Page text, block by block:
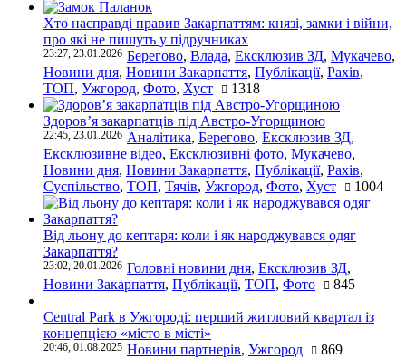
Хто насправді правив Закарпаттям: князі, замки і війни,
про які не пишуть у підручниках
23:27, 23.01.2026 Берегово, Влада, Ексклюзив ЗД, Мукачево,
Новини дня, Новини Закарпаття, Публікації, Рахів,
ТОП, Ужгород, Фото, Хуст 1318
Здоров’я закарпатців під Австро-Угорщиною
22:45, 23.01.2026 Аналітика, Берегово, Ексклюзив ЗД,
Ексклюзивне відео, Ексклюзивні фото, Мукачево,
Новини дня, Новини Закарпаття, Публікації, Рахів,
Суспільство, ТОП, Тячів, Ужгород, Фото, Хуст 1004
Від льону до кептаря: коли і як народжувався одяг
Закарпаття?
23:02, 20.01.2026 Головні новини дня, Ексклюзив ЗД,
Новини Закарпаття, Публікації, ТОП, Фото 845
Central Park в Ужгороді: перший житловий квартал із
концепцією «місто в місті»
20:46, 01.08.2025 Новини партнерів, Ужгород 869